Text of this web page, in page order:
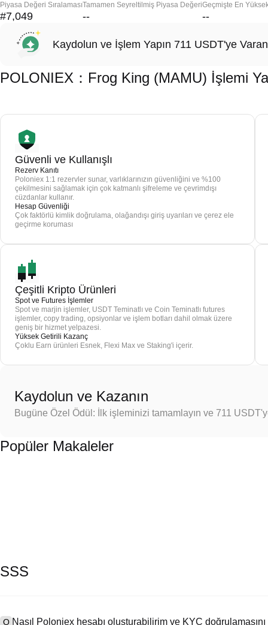
Piyasa Değeri Sıralaması
#7,049
Tamamen Seyreltilmiş Piyasa Değeri
--
Geçmişte En
--
Kaydolun ve İşlem Yapın 711 USDT'ye
POLONIEX：Frog King (MAMU) İşlemi
Güvenli ve Kullanışlı
Rezerv Kanıtı
Poloniex 1:1 rezervler sunar, varlıklarınızın güvenliğini ve %100
çekilmesini sağlamak için çok katmanlı şifreleme ve çevrimdışı
cüzdanlar kullanır.
Hesap Güvenliği
Çok faktörlü kimlik doğrulama, olağandışı giriş uyarıları ve çerez ele
geçirme koruması
Çeşitli Kripto Ürünleri
Spot ve Futures İşlemler
Spot ve marjin işlemler, USDT Teminatlı ve Coin Teminatlı futures
işlemler, copy trading, opsiyonlar ve işlem botları dahil olmak üzere
geniş bir hizmet yelpazesi.
Yüksek Getirili Kazanç
Çoklu Earn ürünleri Esnek, Flexi Max ve Staking'i içerir.
Kaydolun ve Kazanın
Bugüne Özel Ödül: İlk işleminizi tamamlayın ve 711
Popüler Makaleler
SSS
Q Nasıl Poloniex hesabı oluşturabilirim ve KYC